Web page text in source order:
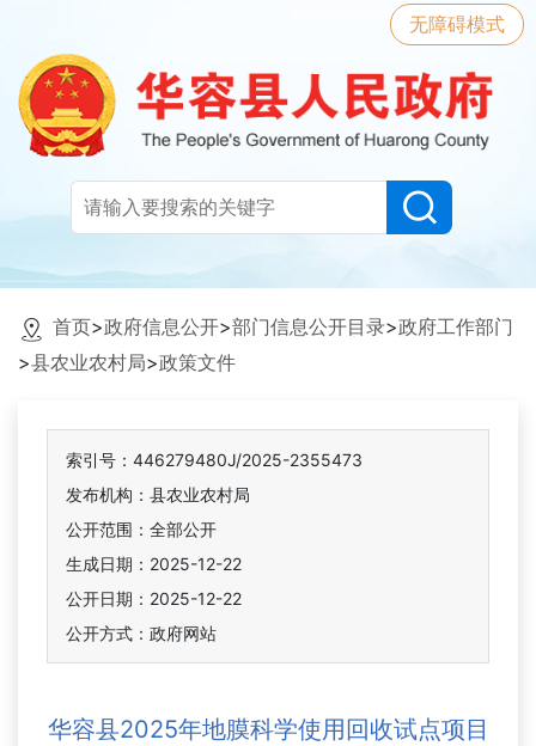
无障碍模式
首页>政府信息公开>部门信息公开目录>政府工作部门
>县农业农村局>政策文件
索引号：446279480J/2025-2355473
发布机构：县农业农村局
公开范围：全部公开
生成日期：2025-12-22
公开日期：2025-12-22
公开方式：政府网站
华容县2025年地膜科学使用回收试点项目